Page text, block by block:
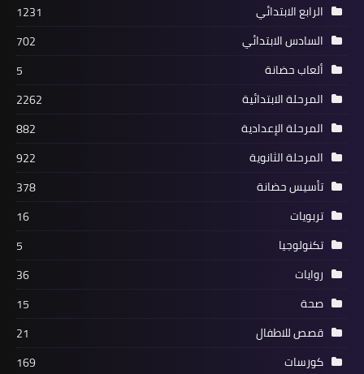
الرابع الابتدائي
1231
السادس الابتدائي
702
ألعاب حضانة
5
المرحلة الابتدائية
2262
المرحلة الإعدادية
882
المرحلة الثانوية
922
تأسيس حضانة
378
تربويات
16
تكنولوجيا
5
روايات
36
صحة
15
قصص للاطفال
21
كورسات
169